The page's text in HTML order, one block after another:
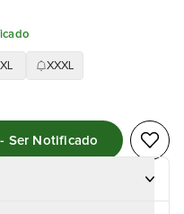
XXXL
Muy Pronto - Ser Notificado - Ser Notificado